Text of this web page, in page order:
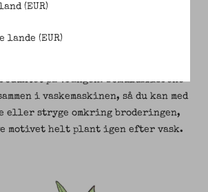
(EUR)
lande (EUR)
Motiverne er standhaftige og
efter utallige eventyr og rundture i
på vrangen. Bomuldsfibrene
i vaskemaskinen, så du kan med
eller stryge omkring broderingen,
motivet helt plant igen efter vask.